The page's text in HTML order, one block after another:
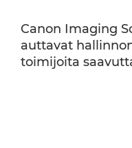
Canon Imaging
auttavat
toimijoita